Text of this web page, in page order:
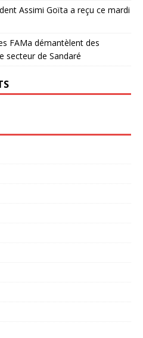
Assimi Goïta a reçu ce mardi
FAMa démantèlent des
secteur de Sandaré